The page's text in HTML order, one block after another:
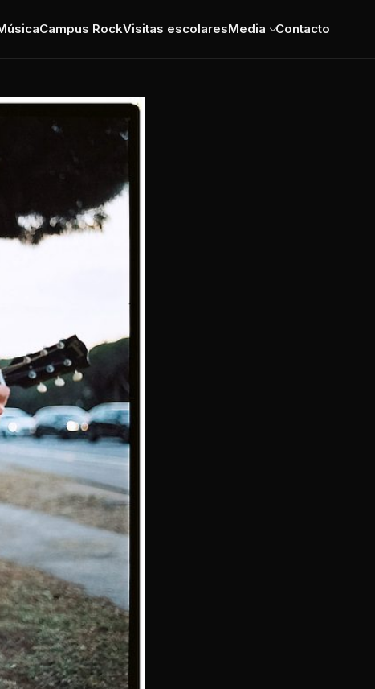
Campus RockVisitas escolaresMedia Contacto